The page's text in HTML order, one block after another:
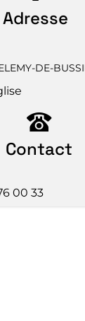
Adresse
DE-
Contact
00 33